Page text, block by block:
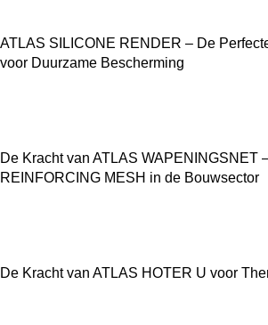
ATLAS SILICONE RENDER – De
voor Duurzame Bescherming
De Kracht van ATLAS WAPENINGSNET
REINFORCING MESH in de Bouwsector
De Kracht van ATLAS HOTER U voor